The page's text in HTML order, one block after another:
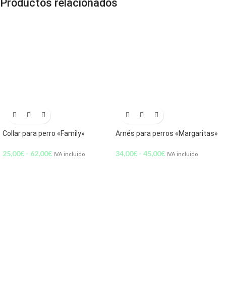
Productos relacionados
Collar para perro «Family»
25,00€ - 62,00€ IVA incluido
Arnés para perros «Margaritas»
34,00€ - 45,00€ IVA incluido